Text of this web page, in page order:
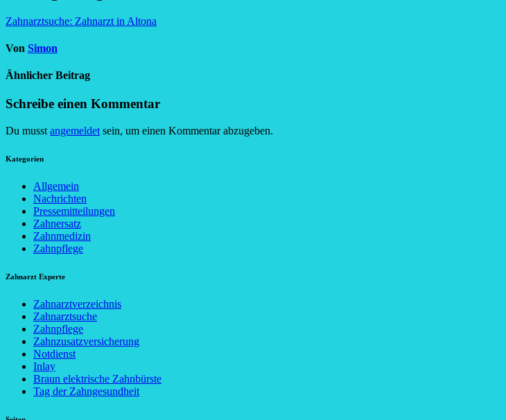
Zahnarztsuche: Zahnarzt in Altona
Von Simon
Ähnlicher Beitrag
Schreibe einen Kommentar
Du musst angemeldet sein, um einen Kommentar abzugeben.
Kategorien
Allgemein
Nachrichten
Pressemitteilungen
Zahnersatz
Zahnmedizin
Zahnpflege
Zahnarzt Experte
Zahnarztverzeichnis
Zahnarztsuche
Zahnpflege
Zahnzusatzversicherung
Notdienst
Inlay
Braun elektrische Zahnbürste
Tag der Zahngesundheit